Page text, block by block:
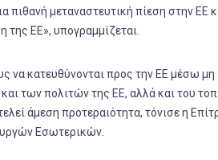
πιθανή μεταναστευτική πίεση στην
της ΕΕ», υπογραμμίζεται.
να κατευθύνονται προς την ΕΕ μέσω
των πολιτών της ΕΕ, αλλά και του
άμεση προτεραιότητα, τόνισε η
Εσωτερικών.